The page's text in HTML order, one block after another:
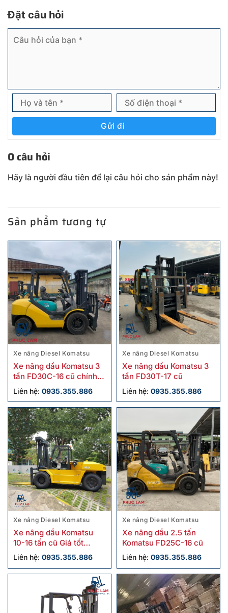
Đặt câu hỏi
Gửi đi
0 câu hỏi
Hãy là người đầu tiên để lại câu hỏi cho sản phẩm này!
Sản phẩm tương tự
Xe nâng Diesel Komatsu
Xe nâng dầu Komatsu 3
tấn FD30C-16 cũ chính
hãng
Liên hệ: 0935.355.886
Xe nâng Diesel Komatsu
Xe nâng dầu Komatsu 3
tấn FD30T-17 cũ
Liên hệ: 0935.355.886
Xe nâng Diesel Komatsu
Xe nâng dầu Komatsu
10-16 tấn cũ Giá tốt
Chính hãng
Liên hệ: 0935.355.886
Xe nâng Diesel Komatsu
Xe nâng dầu 2.5 tấn
Komatsu FD25C-16 cũ
Liên hệ: 0935.355.886